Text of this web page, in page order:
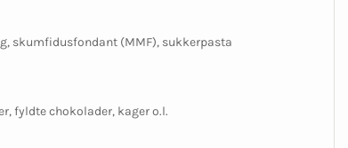
skumfidusfondant (MMF), sukkerpasta
fyldte chokolader, kager o.l.